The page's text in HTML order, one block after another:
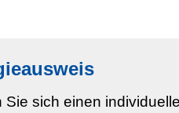
Sie sich einen